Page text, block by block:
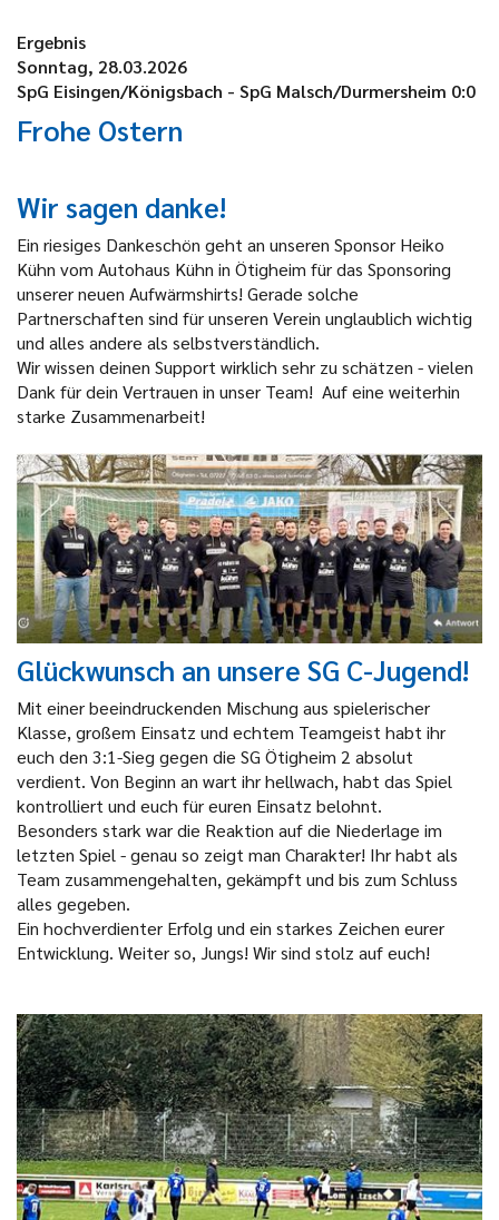
Ergebnis
Sonntag, 28.03.2026
SpG Eisingen/Königsbach - SpG Malsch/Durmersheim 0:0
Frohe Ostern
Wir sagen danke!
Ein riesiges Dankeschön geht an unseren Sponsor Heiko
Kühn vom Autohaus Kühn in Ötigheim für das Sponsoring
unserer neuen Aufwärmshirts! Gerade solche
Partnerschaften sind für unseren Verein unglaublich wichtig
und alles andere als selbstverständlich.
Wir wissen deinen Support wirklich sehr zu schätzen - vielen
Dank für dein Vertrauen in unser Team! Auf eine weiterhin
starke Zusammenarbeit!
Glückwunsch an unsere SG C-Jugend!
Mit einer beeindruckenden Mischung aus spielerischer
Klasse, großem Einsatz und echtem Teamgeist habt ihr
euch den 3:1-Sieg gegen die SG Ötigheim 2 absolut
verdient. Von Beginn an wart ihr hellwach, habt das Spiel
kontrolliert und euch für euren Einsatz belohnt.
Besonders stark war die Reaktion auf die Niederlage im
letzten Spiel - genau so zeigt man Charakter! Ihr habt als
Team zusammengehalten, gekämpft und bis zum Schluss
alles gegeben.
Ein hochverdienter Erfolg und ein starkes Zeichen eurer
Entwicklung. Weiter so, Jungs! Wir sind stolz auf euch!